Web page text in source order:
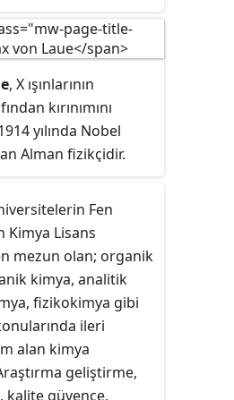
, X ışınlarının
kırınımını
yılında Nobel
Alman fizikçidir.
Fen
Kimya Lisans
mezun olan; organik
kimya, analitik
fizikokimya gibi
ileri
alan kimya
geliştirme,
güvence,